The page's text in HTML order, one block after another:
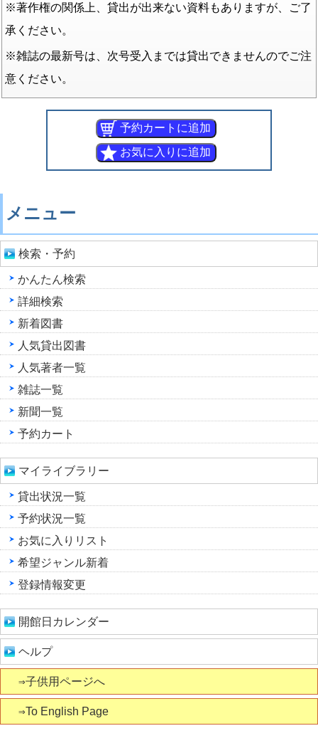
※著作権の関係上、貸出が出来ない資料もありますが、ご了
承ください。
※雑誌の最新号は、次号受入までは貸出できませんのでご注
意ください。
メニュー
検索・予約
かんたん検索
詳細検索
新着図書
人気貸出図書
人気著者一覧
雑誌一覧
新聞一覧
予約カート
マイライブラリー
貸出状況一覧
予約状況一覧
お気に入りリスト
希望ジャンル新着
登録情報変更
開館日カレンダー
ヘルプ
⇒子供用ページへ
⇒To English Page